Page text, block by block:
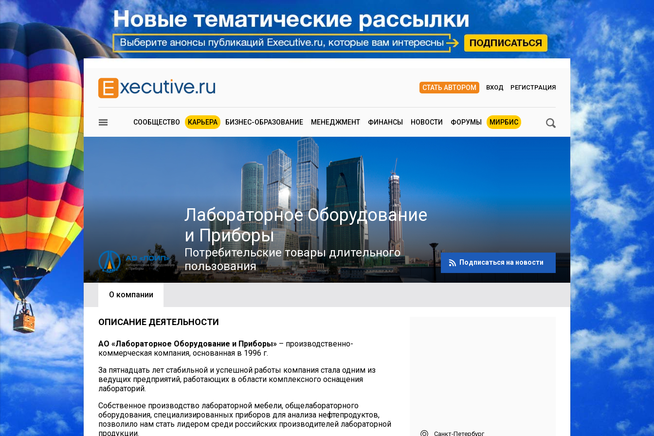
СТАТЬ АВТОРОМ ВХОД РЕГИСТРАЦИЯ
СООБЩЕСТВО КАРЬЕРА БИЗНЕС-ОБРАЗОВАНИЕ МЕНЕДЖМЕНТ ФИНАНСЫ НОВОСТИ ФОРУМЫ МИРБИС
Лабораторное Оборудование
и Приборы
Потребительские товары длительного
пользования
Подписаться на новости
О компании
ОПИСАНИЕ ДЕЯТЕЛЬНОСТИ
АО «Лабораторное Оборудование и Приборы» – производственно-
коммерческая компания, основанная в 1996 г.
За пятнадцать лет стабильной и успешной работы компания стала одним из
ведущих предприятий, работающих в области комплексного оснащения
лабораторий.
Собственное производство лабораторной мебели, общелабораторного
оборудования, специализированных приборов для анализа нефтепродуктов,
позволило нам стать лидером среди российских производителей лабораторной
продукции.
Санкт-Петербург